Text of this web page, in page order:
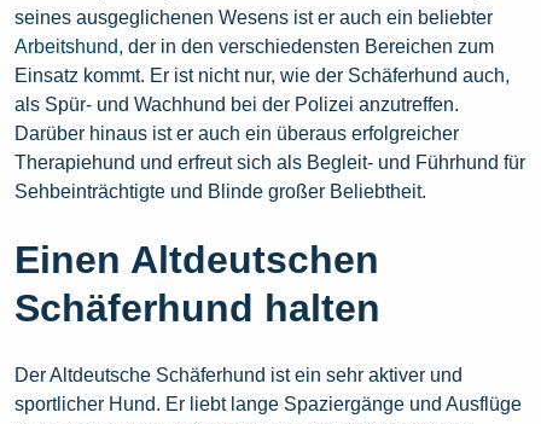
seines ausgeglichenen Wesens ist er auch ein beliebter
Arbeitshund, der in den verschiedensten Bereichen zum
Einsatz kommt. Er ist nicht nur, wie der Schäferhund auch,
als Spür- und Wachhund bei der Polizei anzutreffen.
Darüber hinaus ist er auch ein überaus erfolgreicher
Therapiehund und erfreut sich als Begleit- und Führhund für
Sehbeinträchtigte und Blinde großer Beliebtheit.
Einen Altdeutschen
Schäferhund halten
Der Altdeutsche Schäferhund ist ein sehr aktiver und
sportlicher Hund. Er liebt lange Spaziergänge und Ausflüge